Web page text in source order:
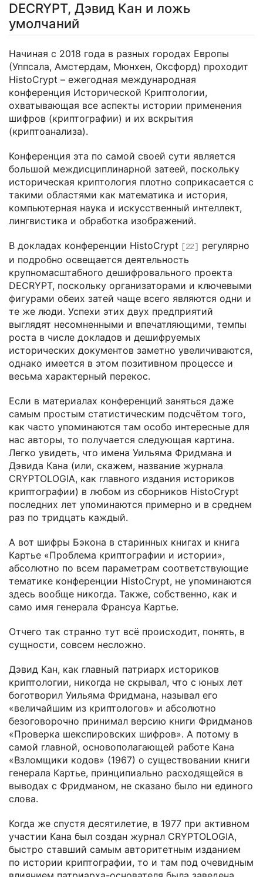
DECRYPT, Дэвид Кан и ложь
умолчаний
Начиная с 2018 года в разных городах Европы
(Уппсала, Амстердам, Мюнхен, Оксфорд) проходит
HistoCrypt – ежегодная международная
конференция Исторической Криптологии,
охватывающая все аспекты истории применения
шифров (криптографии) и их вскрытия
(криптоанализа).
Конференция эта по самой своей сути является
большой междисциплинарной затеей, поскольку
историческая криптология плотно соприкасается с
такими областями как математика и история,
компьютерная наука и искусственный интеллект,
лингвистика и обработка изображений.
В докладах конференции HistoCrypt [22] регулярно
и подробно освещается деятельность
крупномасштабного дешифровального проекта
DECRYPT, поскольку организаторами и ключевыми
фигурами обеих затей чаще всего являются одни и
те же люди. Успехи этих двух предприятий
выглядят несомненными и впечатляющими, темпы
роста в числе докладов и дешифруемых
исторических документов заметно увеличиваются,
однако имеется в этом позитивном процессе и
весьма характерный перекос.
Если в материалах конференций заняться даже
самым простым статистическим подсчётом того,
как часто упоминаются там особо интересные для
нас авторы, то получается следующая картина.
Легко увидеть, что имена Уильяма Фридмана и
Дэвида Кана (или, скажем, название журнала
CRYPTOLOGIA, как главного издания историков
криптографии) в любом из сборников HistoCrypt
последних лет упоминаются примерно и в среднем
раз по тридцать каждый.
А вот шифры Бэкона в старинных книгах и книга
Картье «Проблема криптографии и истории»,
абсолютно по всем параметрам соответствующие
тематике конференции HistoCrypt, не упоминаются
здесь вообще никогда. Также, собственно, как и
само имя генерала Франсуа Картье.
Отчего так странно тут всё происходит, понять, в
сущности, совсем несложно.
Дэвид Кан, как главный патриарх историков
криптологии, никогда не скрывал, что с юных лет
боготворил Уильяма Фридмана, называл его
«величайшим из криптологов» и абсолютно
безоговорочно принимал версию книги Фридманов
«Проверка шекспировских шифров». А потому в
самой главной, основополагающей работе Кана
«Взломщики кодов» (1967) о существовании книги
генерала Картье, принципиально расходящейся в
выводах с Фридманом, не сказано было ни единого
слова.
Когда же спустя десятилетие, в 1977 при активном
участии Кана был создан журнал CRYPTOLOGIA,
быстро ставший самым авторитетным изданием
по истории криптографии, то и там под очевидным